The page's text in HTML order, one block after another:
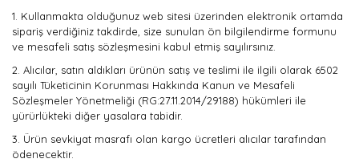
1. Kullanmakta olduğunuz web sitesi üzerinden elektronik ortamda
sipariş verdiğiniz takdirde, size sunulan ön bilgilendirme formunu
ve mesafeli satış sözleşmesini kabul etmiş sayılırsınız.
2. Alıcılar, satın aldıkları ürünün satış ve teslimi ile ilgili olarak 6502
sayılı Tüketicinin Korunması Hakkında Kanun ve Mesafeli
Sözleşmeler Yönetmeliği (RG:27.11.2014/29188) hükümleri ile
yürürlükteki diğer yasalara tabidir.
3. Ürün sevkiyat masrafı olan kargo ücretleri alıcılar tarafından
ödenecektir.